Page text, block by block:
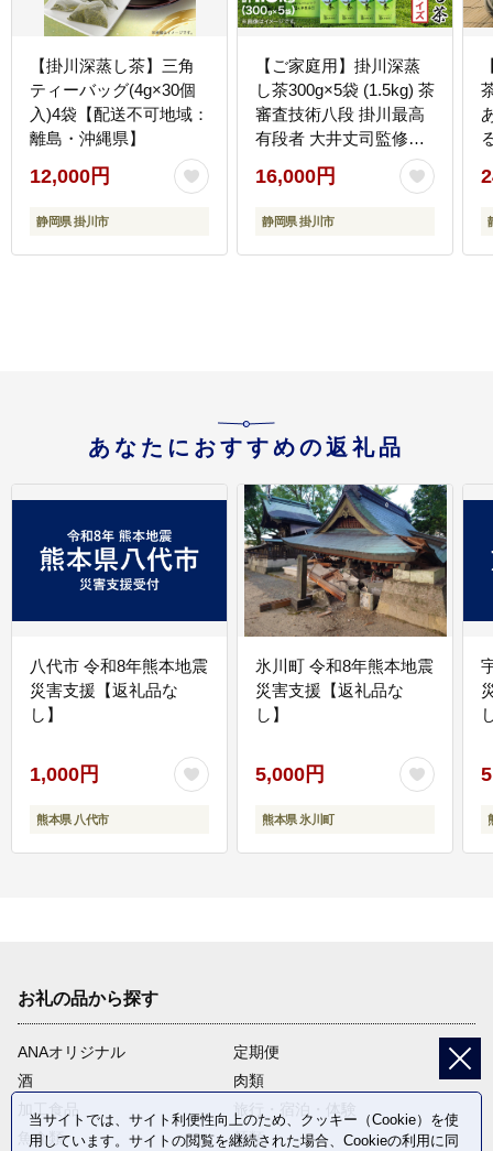
【掛川深蒸し茶】三角
ティーバッグ(4g×30個
入)4袋【配送不可地域：
離島・沖縄県】
12,000円
静岡県 掛川市
【ご家庭用】掛川深蒸
し茶300g×5袋 (1.5kg) 茶
審査技術八段 掛川最高
有段者 大井丈司監修
【配送不可地域：離
島・沖縄県】
16,000円
静岡県 掛川市
あなたにおすすめの返礼品
八代市 令和8年熊本地震
災害支援【返礼品な
し】
1,000円
熊本県 八代市
氷川町 令和8年熊本地震
災害支援【返礼品な
し】
5,000円
熊本県 氷川町
お礼の品から探す
ANAオリジナル
定期便
酒
肉類
加工食品
旅行・宿泊・体験
魚介類
麺類
当サイトでは、サイト利便性向上のため、クッキー（Cookie）を使
用しています。サイトの閲覧を継続された場合、Cookieの利用に同